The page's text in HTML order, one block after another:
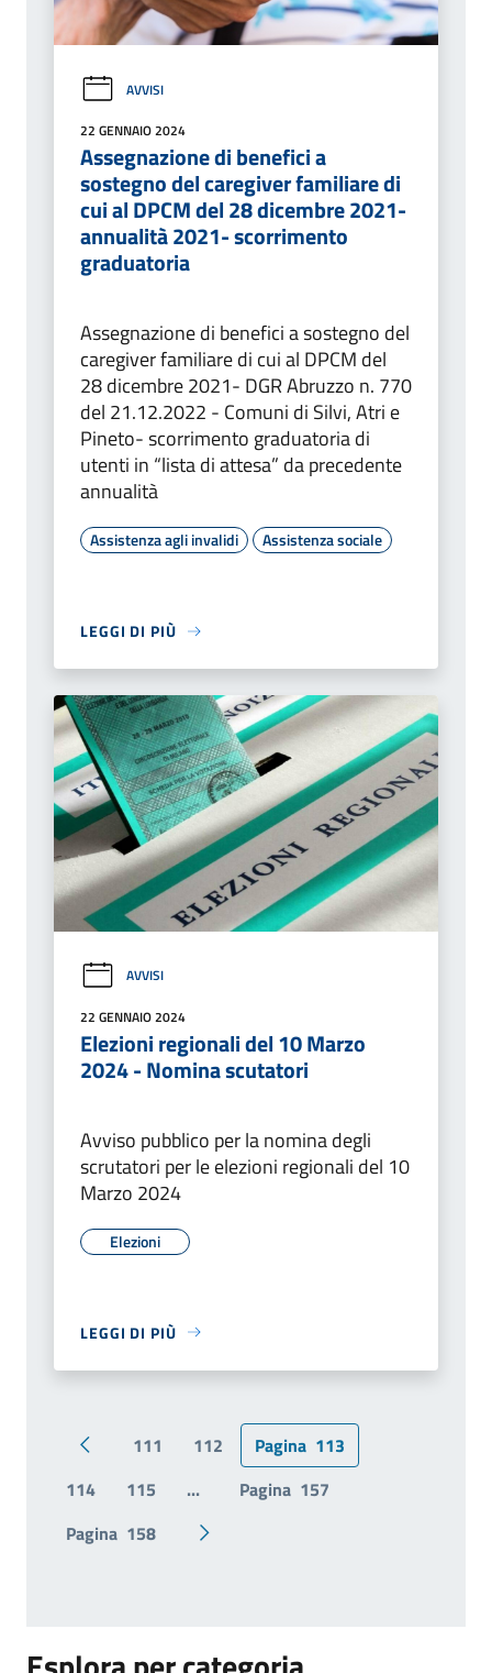
AVVISI
22 GENNAIO 2024
Assegnazione di benefici a
sostegno del caregiver familiare di
cui al DPCM del 28 dicembre 2021-
annualità 2021- scorrimento
graduatoria
Assegnazione di benefici a sostegno del
caregiver familiare di cui al DPCM del
28 dicembre 2021- DGR Abruzzo n. 770
del 21.12.2022 - Comuni di Silvi, Atri e
Pineto- scorrimento graduatoria di
utenti in “lista di attesa” da precedente
annualità
Assistenza agli invalidi Assistenza sociale
LEGGI DI PIÙ
AVVISI
22 GENNAIO 2024
Elezioni regionali del 10 Marzo
2024 - Nomina scutatori
Avviso pubblico per la nomina degli
scrutatori per le elezioni regionali del 10
Marzo 2024
Elezioni
LEGGI DI PIÙ
Pagina precedente
111 112 Pagina 113
114
115 ... Pagina 157
Pagina 158 Pagina successiva